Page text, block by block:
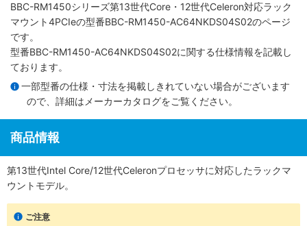
BBC-RM1450シリーズ第13世代Core・12世代Celeron対応ラック
マウント4PCIeの型番BBC-RM1450-AC64NKDS04S02のページ
です。
型番BBC-RM1450-AC64NKDS04S02に関する仕様情報を記載し
ております。
一部型番の仕様・寸法を掲載しきれていない場合がございます
ので、詳細は メーカーカタログをご覧ください。
商品情報
第13世代Intel Core/12世代Celeronプロセッサに対応したラックマ
ウントモデル。
ご注意